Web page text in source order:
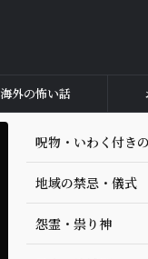
海外の怖い話
呪物・いわく付き
地域の禁忌・儀式
怨霊・祟り神